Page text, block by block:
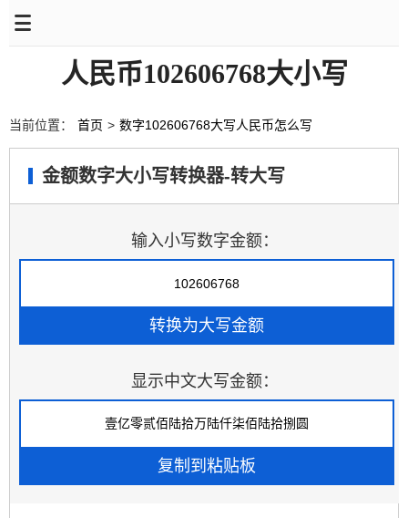
人民币102606768大小写
当前位置： 首页 > 数字102606768大写人民币怎么写
金额数字大小写转换器-转大写
输入小写数字金额：
显示中文大写金额：